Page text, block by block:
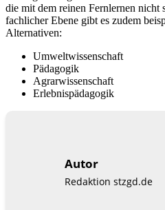
die mit dem reinen Fernlernen nicht
fachlicher Ebene gibt es zudem
Alternativen:
Umweltwissenschaft
Pädagogik
Agrarwissenschaft
Erlebnispädagogik
Autor
Redaktion stzgd.de